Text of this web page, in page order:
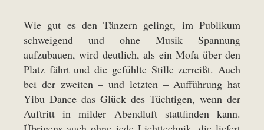
Wie gut es den Tänzern gelingt, im Publikum
schweigend und ohne Musik Spannung
aufzubauen, wird deutlich, als ein Mofa über den
Platz fährt und die gefühlte Stille zerreißt. Auch
bei der zweiten – und letzten – Aufführung hat
Yibu Dance das Glück des Tüchtigen, wenn der
Auftritt in milder Abendluft stattfinden kann.